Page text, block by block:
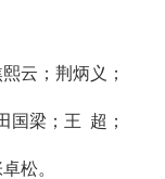
云；荆炳义；
国梁；王 超；
松。